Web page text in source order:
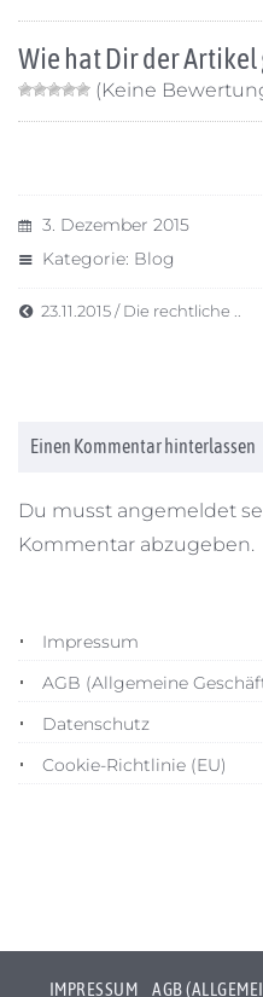
Wie hat Dir der
(Keine
3. Dezember 2015
Kategorie: Blog
23.11.2015 / Die rechtliche ..
Einen Kommentar hinterlassen
Du musst angemeldet
Kommentar abzugeben.
Impressum
AGB (Allgemeine
Datenschutz
Cookie-Richtlinie (EU)
IMPRESSUM AGB